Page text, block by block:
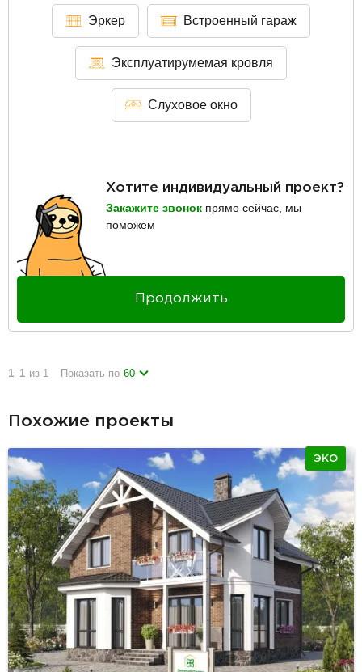
Эркер Встроенный гараж
Эксплуатирумемая кровля
Слуховое окно
Хотите индивидуальный проект?
Закажите звонок прямо сейчас, мы
поможем
Продолжить
1–1 из 1 Показать по 60
Похожие проекты
ЭКО